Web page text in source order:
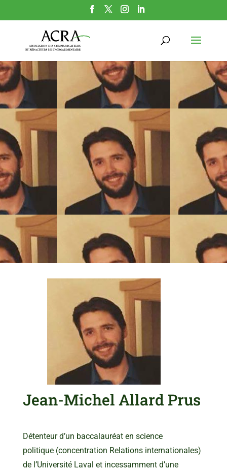
Jean-Michel Allard Prus
Détenteur d’un baccalauréat en science
politique (concentration Relations internationales)
de l’Université Laval et incessamment d’une